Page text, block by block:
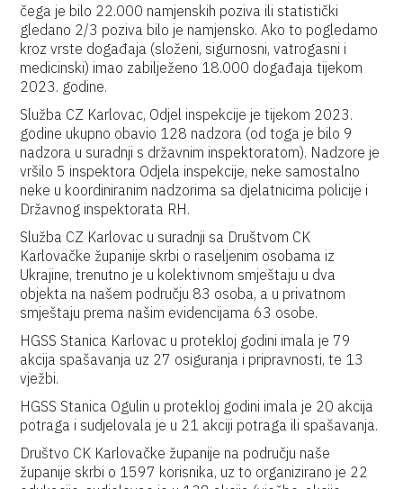
čega je bilo 22.000 namjenskih poziva ili statistički
gledano 2/3 poziva bilo je namjensko. Ako to pogledamo
kroz vrste događaja (složeni, sigurnosni, vatrogasni i
medicinski) imao zabilježeno 18.000 događaja tijekom
2023. godine.
Služba CZ Karlovac, Odjel inspekcije je tijekom 2023.
godine ukupno obavio 128 nadzora (od toga je bilo 9
nadzora u suradnji s državnim inspektoratom). Nadzore je
vršilo 5 inspektora Odjela inspekcije, neke samostalno
neke u koordiniranim nadzorima sa djelatnicima policije i
Državnog inspektorata RH.
Služba CZ Karlovac u suradnji sa Društvom CK
Karlovačke županije skrbi o raseljenim osobama iz
Ukrajine, trenutno je u kolektivnom smještaju u dva
objekta na našem području 83 osoba, a u privatnom
smještaju prema našim evidencijama 63 osobe.
HGSS Stanica Karlovac u protekloj godini imala je 79
akcija spašavanja uz 27 osiguranja i pripravnosti, te 13
vježbi.
HGSS Stanica Ogulin u protekloj godini imala je 20 akcija
potraga i sudjelovala je u 21 akciji potraga ili spašavanja.
Društvo CK Karlovačke županije na području naše
županije skrbi o 1597 korisnika, uz to organizirano je 22